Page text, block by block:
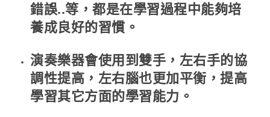
錯誤..等，都是在學習過程中能夠培
養成良好的習慣。
演奏樂器會使用到雙手，左右手的協
調性提高，左右腦也更加平衡，提高
學習其它方面的學習能力。